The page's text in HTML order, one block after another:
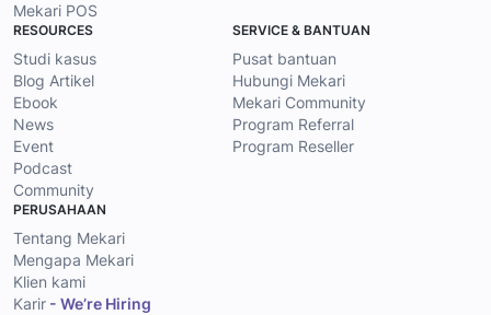
Mekari POS
RESOURCES
Studi kasus
Blog Artikel
Ebook
News
Event
Podcast
Community
SERVICE & BANTUAN
Pusat bantuan
Hubungi Mekari
Mekari Community
Program Referral
Program Reseller
PERUSAHAAN
Tentang Mekari
Mengapa Mekari
Klien kami
Karir - We’re Hiring